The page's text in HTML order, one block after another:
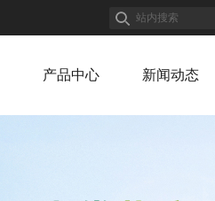
产品中心 新闻动态